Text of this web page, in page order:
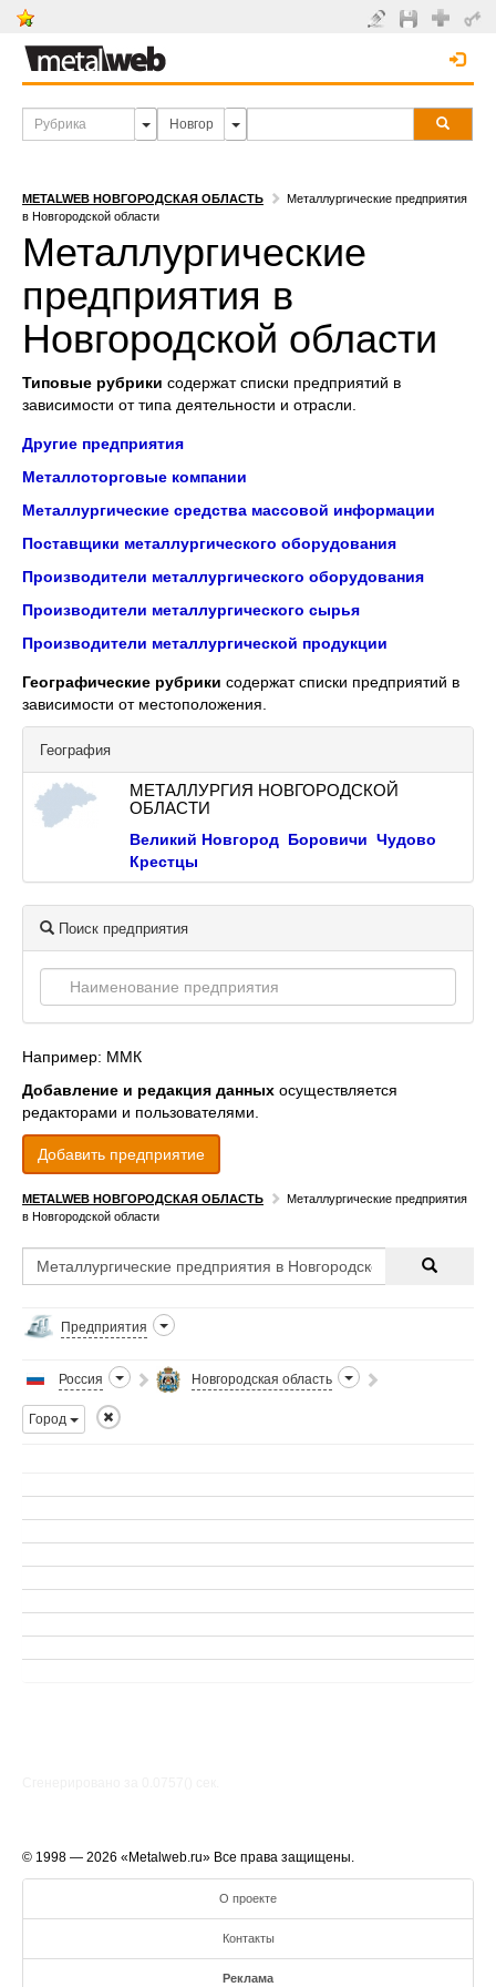
METALWEB НОВГОРОДСКАЯ ОБЛАСТЬ
Металлургические предприятия
в Новгородской области
Металлургические
предприятия в
Новгородской области
Типовые рубрики содержат списки предприятий в
зависимости от типа деятельности и отрасли.
Другие предприятия
Металлоторговые компании
Металлургические средства массовой информации
Поставщики металлургического оборудования
Производители металлургического оборудования
Производители металлургического сырья
Производители металлургической продукции
Географические рубрики содержат списки предприятий в
зависимости от местоположения.
География
МЕТАЛЛУРГИЯ НОВГОРОДСКОЙ
ОБЛАСТИ
Великий Новгород Боровичи Чудово
Крестцы
Поиск предприятия
Например: ММК
Добавление и редакция данных осуществляется
редакторами и пользователями.
Добавить предприятие
METALWEB НОВГОРОДСКАЯ ОБЛАСТЬ
Металлургические предприятия
в Новгородской области
Предприятия
Россия Новгородская область
Город
© 1998 — 2026 «Metalweb.ru» Все права защищены.
О проекте
Контакты
Реклама